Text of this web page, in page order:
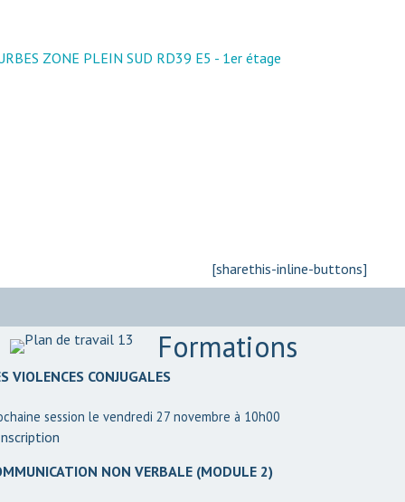
ZONE PLEIN SUD RD39 E5 - 1er étage
[sharethis-inline-buttons]
Formations
VIOLENCES CONJUGALES
session le vendredi 27 novembre à 10h00
NON VERBALE (MODULE 2)